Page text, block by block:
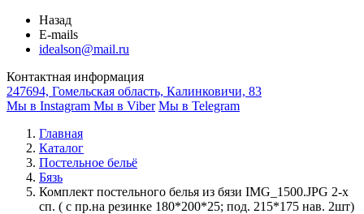
Назад
E-mails
idealson@mail.ru
Контактная информация
247694, Гомельская область, Калинковичи, 83
Мы в Instagram Мы в Viber Мы в Telegram
Главная
Каталог
Постельное бельё
Бязь
Комплект постельного белья из бязи IMG_1500.JPG 2-х
сп. ( с пр.на резинке 180*200*25; под. 215*175 нав. 2шт)